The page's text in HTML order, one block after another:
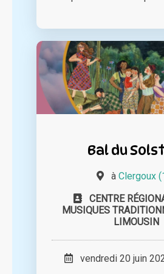
Bal du
à Clergoux
CENTRE
MUSIQUES
LIMOUSIN
vendredi 20 juin